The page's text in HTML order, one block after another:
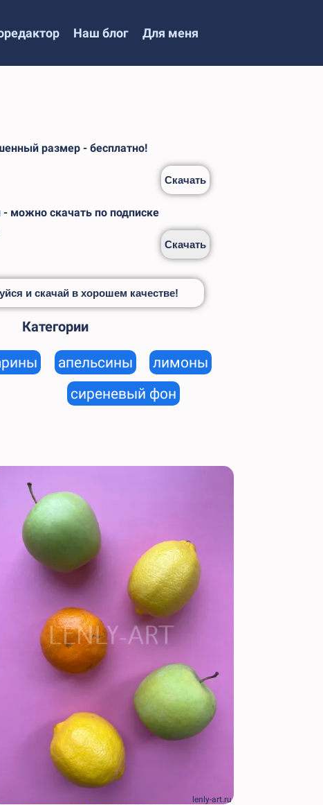
Наш блог Для меня
размер - бесплатно!
Скачать
- можно скачать по подписке
Скачать
и скачай в хорошем качестве!
Категории
апельсины
лимоны
сиреневый фон
lenly-art.ru